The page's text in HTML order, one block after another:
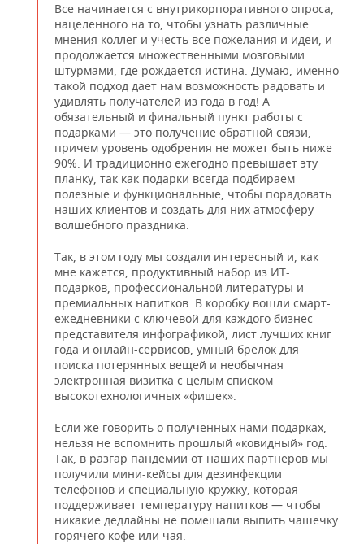
Все начинается с внутрикорпоративного опроса,
нацеленного на то, чтобы узнать различные
мнения коллег и учесть все пожелания и идеи, и
продолжается множественными мозговыми
штурмами, где рождается истина. Думаю, именно
такой подход дает нам возможность радовать и
удивлять получателей из года в год! А
обязательный и финальный пункт работы с
подарками — это получение обратной связи,
причем уровень одобрения не может быть ниже
90%. И традиционно ежегодно превышает эту
планку, так как подарки всегда подбираем
полезные и функциональные, чтобы порадовать
наших клиентов и создать для них атмосферу
волшебного праздника.
Так, в этом году мы создали интересный и, как
мне кажется, продуктивный набор из ИТ-
подарков, профессиональной литературы и
премиальных напитков. В коробку вошли смарт-
ежедневники с ключевой для каждого бизнес-
представителя инфографикой, лист лучших книг
года и онлайн-сервисов, умный брелок для
поиска потерянных вещей и необычная
электронная визитка с целым списком
высокотехнологичных «фишек».
Если же говорить о полученных нами подарках,
нельзя не вспомнить прошлый «ковидный» год.
Так, в разгар пандемии от наших партнеров мы
получили мини-кейсы для дезинфекции
телефонов и специальную кружку, которая
поддерживает температуру напитков — чтобы
никакие дедлайны не помешали выпить чашечку
горячего кофе или чая.